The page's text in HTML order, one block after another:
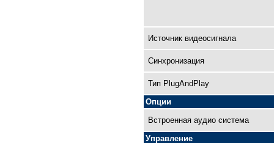
Источник видеосигнала
Синхронизация
Тип PlugAndPlay
Опции
Встроенная аудио система
Управление